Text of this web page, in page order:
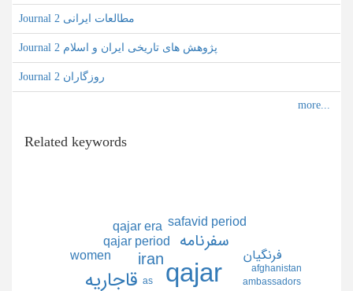
Journal مطالعات ایرانی 2
Journal پژوهش های تاریخی ایران و اسلام 2
Journal روزگاران 2
Related keywords
qajar قاجاريه
iran
سفرنامه
qajar era
qajar period
safavid period
women فرنگيان
afghanistan
ambassadors
as